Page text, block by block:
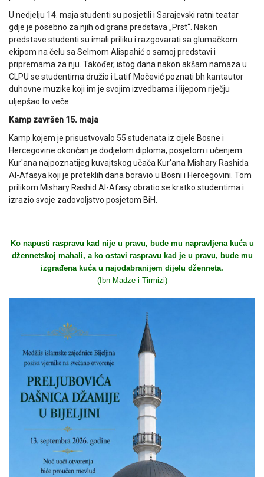
U nedjelju 14. maja studenti su posjetili i Sarajevski ratni teatar
gdje je posebno za njih odigrana predstava „Prst“. Nakon
predstave studenti su imali priliku i razgovarati sa glumačkom
ekipom na čelu sa Selmom Alispahić o samoj predstavi i
pripremama za nju. Također, istog dana nakon akšam namaza u
CLPU se studentima družio i Latif Močević poznati bh kantautor
duhovne muzike koji im je svojim izvedbama i lijepom riječju
uljepšao to veče.
Kamp završen 15. maja
Kamp kojem je prisustvovalo 55 studenata iz cijele Bosne i
Hercegovine okončan je dodjelom diploma, posjetom i učenjem
Kur'ana najpoznatijeg kuvajtskog učača Kur'ana Mishary Rashida
Al-Afasya koji je proteklih dana boravio u Bosni i Hercegovini. Tom
prilikom Mishary Rashid Al-Afasy obratio se kratko studentima i
izrazio svoje zadovoljstvo posjetom BiH.
Ko napusti raspravu kad nije u pravu, bude mu napravljena kuća u
džennetskoj mahali, a ko ostavi raspravu kad je u pravu, bude mu
izgrađena kuća u najodabranijem dijelu dženneta.
(Ibn Madze i Tirmizi)